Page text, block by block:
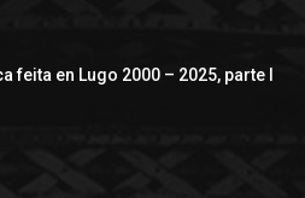
feita en Lugo 2000 – 2025, parte I